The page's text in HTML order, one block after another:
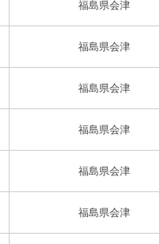
福島県会津
福島県会津
福島県会津
福島県会津
福島県会津
福島県会津